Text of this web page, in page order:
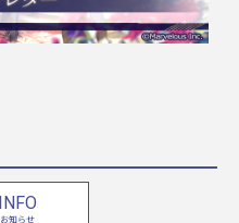
INFO
お知らせ